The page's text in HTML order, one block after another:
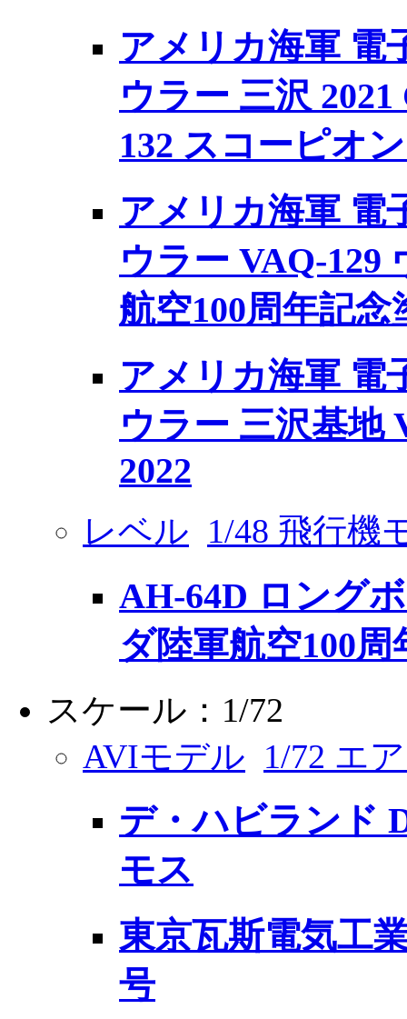
アメリカ海軍 電
ウラー 三沢
132 スコーピオ
アメリカ海軍 電
ウラー VAQ-129
航空100周年記念
アメリカ海軍 電
ウラー 三沢基地
2022
レベル 1/48 飛行機
AH-64D ロング
ダ陸軍航空100周
スケール：1/72
AVIモデル 1/72 エ
デ・ハビランド
モス
東京瓦斯電気工
号